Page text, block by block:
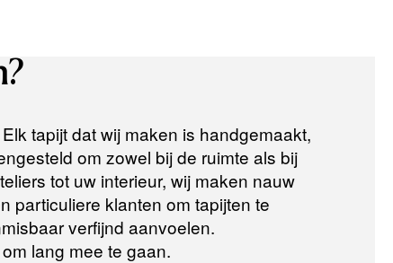
tapijt dat wij maken is handgemaakt,
om zowel bij de ruimte als bij
tot uw interieur, wij maken nauw
particuliere klanten om tapijten te
verfijnd aanvoelen.
lang mee te gaan.